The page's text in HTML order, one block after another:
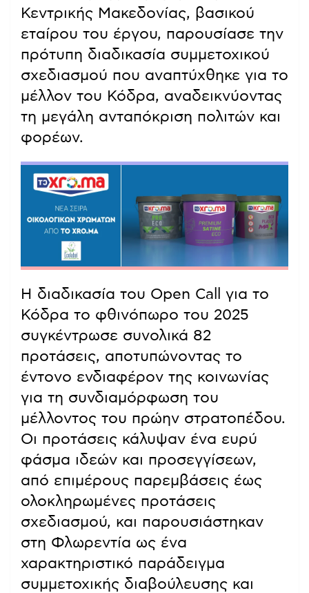
Κεντρικής Μακεδονίας, βασικού
εταίρου του έργου, παρουσίασε την
πρότυπη διαδικασία συμμετοχικού
σχεδιασμού που αναπτύχθηκε για το
μέλλον του Κόδρα, αναδεικνύοντας
τη μεγάλη ανταπόκριση πολιτών και
φορέων.
Η διαδικασία του Open Call για το
Κόδρα το φθινόπωρο του 2025
συγκέντρωσε συνολικά 82
προτάσεις, αποτυπώνοντας το
έντονο ενδιαφέρον της κοινωνίας
για τη συνδιαμόρφωση του
μέλλοντος του πρώην στρατοπέδου.
Οι προτάσεις κάλυψαν ένα ευρύ
φάσμα ιδεών και προσεγγίσεων,
από επιμέρους παρεμβάσεις έως
ολοκληρωμένες προτάσεις
σχεδιασμού, και παρουσιάστηκαν
στη Φλωρεντία ως ένα
χαρακτηριστικό παράδειγμα
συμμετοχικής διαβούλευσης και